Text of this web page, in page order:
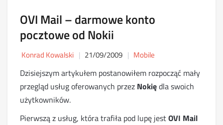
OVI Mail – darmowe konto
pocztowe od Nokii
Konrad Kowalski 21/09/2009 Mobile
Dzisiejszym artykułem postanowiłem rozpocząć mały
przegląd usług oferowanych przez Nokiędla swoich
użytkowników.
Pierwszą z usług, która trafiła pod lupę jestOVI Mail